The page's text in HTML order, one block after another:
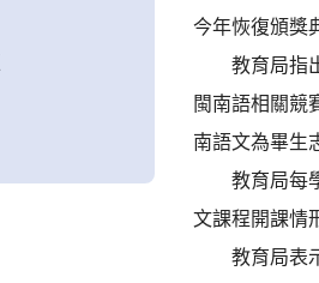
今年恢復頒獎
教育局指出
閩南語相關競
南語文為畢生
教育局每學
文課程開課情
教育局表示